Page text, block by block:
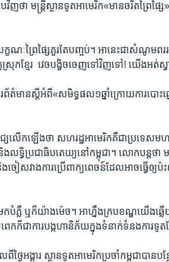
ញ​ថា ​មន្ត្រី​ស្ថានទូត​អាមេរិក​«មាន​ចរិត​ព្រៃ​ផ្សៃ
ក្ខណៈ​ព្រៃផ្សៃ​គួរ​តែ​បញ្ចប់។ អា​នេះ​ជា​សំណូម​
ស្រុក​ខ្មែរ ​ វេច​បង្វិច​ចេញ​ទៅ​វិញ​ទៅ!​ យើង​អត់​ស្
ព័ត៌មាន​ស្តី​អំពី​«សមិទ្ធ​ផល​១​ឆ្នាំ​ក្រោយ​ការ​បោះ​
យ​លើក​ឡើង​ថា​ សហ​រដ្ឋ​អាមេរិក​គឺ​ជា​ប្រទេ
ទ្ធិ​ប្រជា​ធិបតេយ្យ​នៅ​កម្ពុជា។ ​លោក​បន្ត​ថា ​មន្
ៀស​វាង​ការ​ប្រើ​ពាក្យ​ពេចន៍​ដែល​អាច​ធ្វើ​ឲ្យ​
បំភ្លឺ ​ឬ​ក៏​យ៉ាង​ម៉េច។​ ​អាហ្នឹង​ក្រប​ខណ្ឌ​យើង​ឆ្លើ
េក​ក៏​ជា​ការ​បង្ក​ហានិភ័យ​ក្នុង​ទំនាក់​ទំនង​ការទូត​
ៃអង្គារ ​ស្ថានទូត​អាមេរិក​ប្រចាំ​កម្ពុជា​បានបន្